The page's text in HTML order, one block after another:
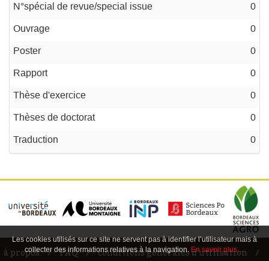
N°spécial de revue/special issue 0
Ouvrage 0
Poster 0
Rapport 0
Thèse d'exercice 0
Thèses de doctorat 0
Traduction 0
à propos FAQ
conditions générales d'utilisation
Les cookies utilisés sur ce site ne servent pas à identifier l’utilisateur mais à
collecter des informations relatives à la navigation. En savoir plus…